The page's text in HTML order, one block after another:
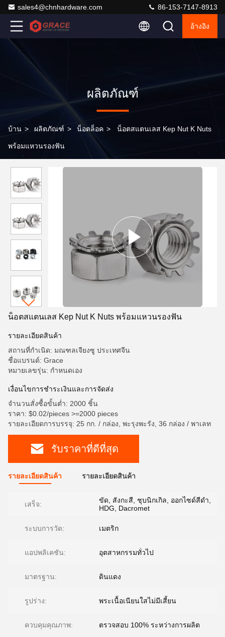
sales4@chnhardware.com 86-153-7147-8913
อ้างอิง
ผลิตภัณฑ์
บ้าน > ผลิตภัณฑ์ > น็อตล็อค > น็อตสแตนเลส Kep Nut K Nuts
พร้อมแหวนรองฟัน
น็อตสแตนเลส Kep Nut K Nuts พร้อมแหวนรองฟัน
รายละเอียดสินค้า
สถานที่กำเนิด: มณฑลเจียงซู ประเทศจีน
ชื่อแบรนด์: Grace
หมายเลขรุ่น: กำหนดเอง
เงื่อนไขการชำระเงินและการจัดส่ง
จำนวนสั่งซื้อขั้นต่ำ: 2000 ชิ้น
ราคา: $0.02/pieces >=2000 pieces
รายละเอียดการบรรจุ: 25 กก. / กล่อง, พะรุงพะรัง, 36 กล่อง / พาเลท
รับราคาที่ดีที่สุด
รายละเอียดสินค้า รายละเอียดสินค้า
เสร็จ:
ขัด, สังกะสี, ชุบนิกเกิล, ออกไซด์สีดำ,
HDG, Dacromet
ระบบการวัด: เมตริก
แอปพลิเคชัน: อุตสาหกรรมทั่วไป
มาตรฐาน: ดินแดง
รูปร่าง: พระเนื้อเนียนใสไม่มีเสี้ยน
ควบคุมคุณภาพ: ตรวจสอบ 100% ระหว่างการผลิต